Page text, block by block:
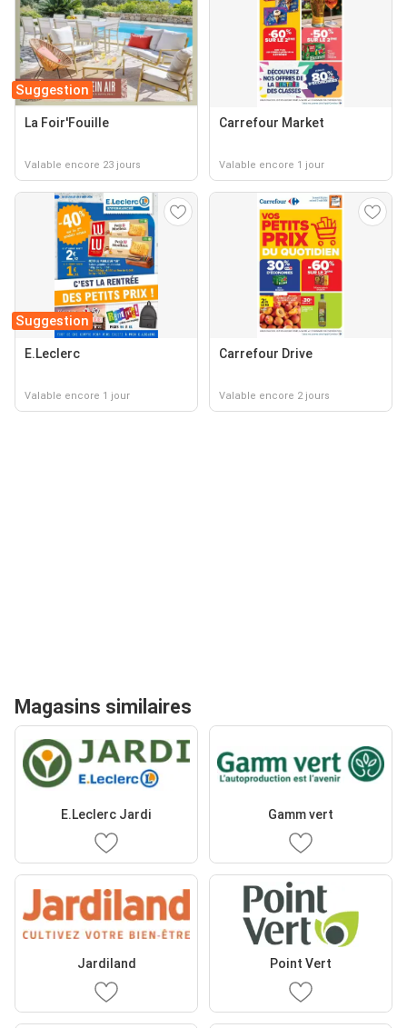
Suggestion
La Foir'Fouille
Valable encore 23 jours
Carrefour Market
Valable encore 1 jour
Suggestion
E.Leclerc
Valable encore 1 jour
Carrefour Drive
Valable encore 2 jours
Magasins similaires
E.Leclerc Jardi Gamm vert
Jardiland Point Vert